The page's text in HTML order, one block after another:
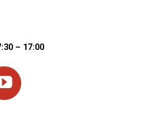
– 17:00